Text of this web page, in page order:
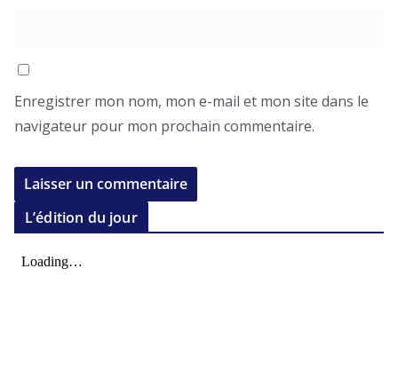
Enregistrer mon nom, mon e-mail et mon site dans le
navigateur pour mon prochain commentaire.
L’édition du jour